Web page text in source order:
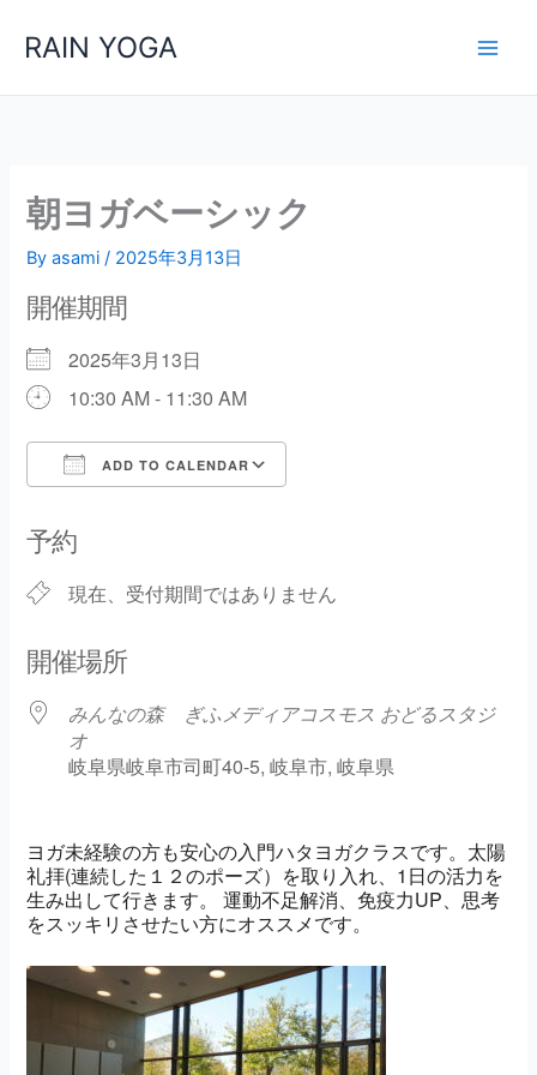
ス
RAIN YOGA
朝ヨガベーシック
Byasami/ 2025年3月13日
開催期間
2025年3月13日
10:30 AM - 11:30 AM
ADD TO CALENDAR
予約
現在、受付期間ではありません
開催場所
みんなの森 ぎふメディアコスモス おどるスタジ
オ
岐阜県岐阜市司町40-5, 岐阜市, 岐阜県
ヨガ未経験の方も安心の入門ハタヨガクラスです。太陽
礼拝(連続した１２のポーズ）を取り入れ、1日の活力を
生み出して行きます。 運動不足解消、免疫力UP、思考
をスッキリさせたい方にオススメです。